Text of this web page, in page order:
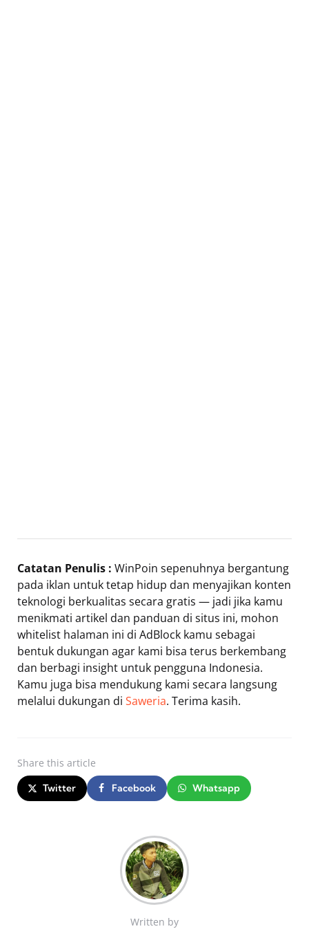
Catatan Penulis : WinPoin sepenuhnya bergantung
pada iklan untuk tetap hidup dan menyajikan konten
teknologi berkualitas secara gratis — jadi jika kamu
menikmati artikel dan panduan di situs ini, mohon
whitelist halaman ini di AdBlock kamu sebagai
bentuk dukungan agar kami bisa terus berkembang
dan berbagi insight untuk pengguna Indonesia.
Kamu juga bisa mendukung kami secara langsung
melalui dukungan di Saweria. Terima kasih.
Share this article
Twitter Facebook Whatsapp
Written by